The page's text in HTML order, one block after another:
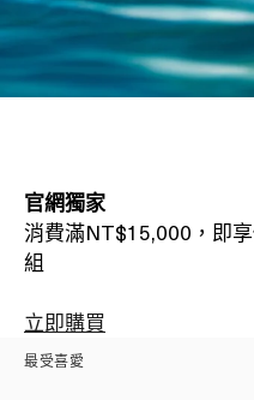
官網獨家
消費滿NT$15,000，即
組
立即購買
最受喜愛